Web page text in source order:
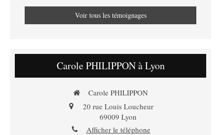
Voir tous les témoignages
Carole PHILIPPON à Lyon
Carole PHILIPPON
20 rue Louis Loucheur
69009 Lyon
Afficher le téléphone